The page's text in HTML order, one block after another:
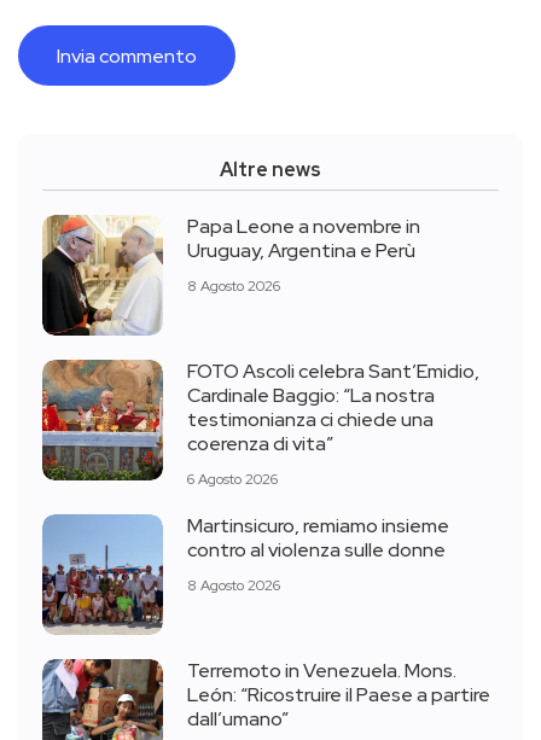
Altre news
Papa Leone a novembre in
Uruguay, Argentina e Perù
8 Agosto 2026
FOTO Ascoli celebra Sant’Emidio,
Cardinale Baggio: “La nostra
testimonianza ci chiede una
coerenza di vita”
6 Agosto 2026
Martinsicuro, remiamo insieme
contro al violenza sulle donne
8 Agosto 2026
Terremoto in Venezuela. Mons.
León: “Ricostruire il Paese a partire
dall’umano”